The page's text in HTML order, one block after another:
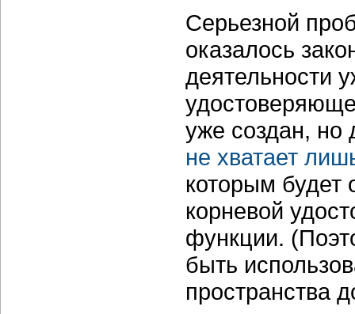
Серьезной
оказалось
деятельности
уже создан, но
не хватает
которым будет
корневой
функции.
быть
пространства